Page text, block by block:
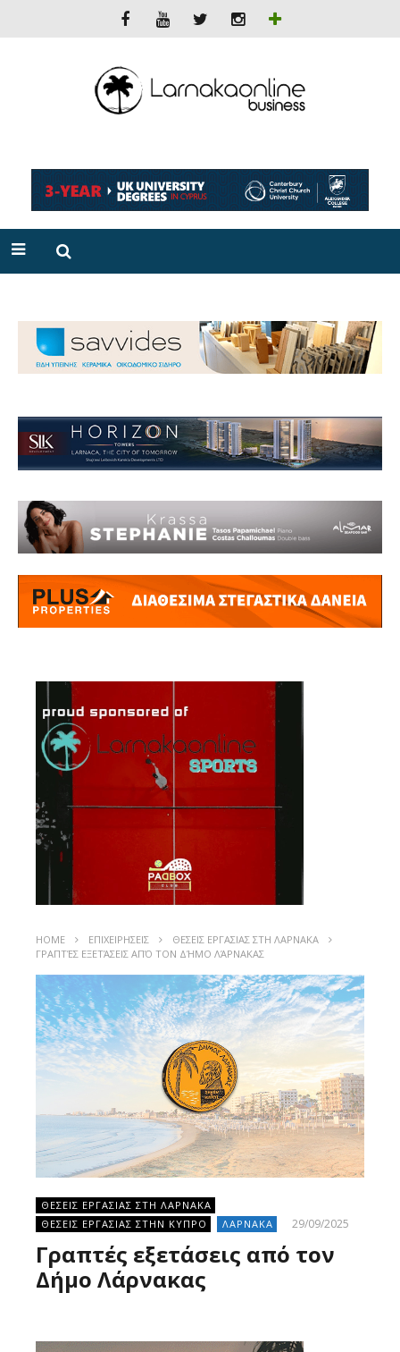
HOME ΕΠΙΧΕΙΡΗΣΕΙΣ
ΘΕΣΕΙΣ ΕΡΓΑΣΙΑΣ ΣΤΗ ΛΑΡΝΑΚΑ
ΓΡΑΠΤΈΣ ΕΞΕΤΆΣΕΙΣ ΑΠΌ ΤΟΝ ΔΉΜΟ ΛΆΡΝΑΚΑΣ
ΘΕΣΕΙΣ ΕΡΓΑΣΙΑΣ ΣΤΗ ΛΑΡΝΑΚΑ
ΘΕΣΕΙΣ ΕΡΓΑΣΙΑΣ ΣΤΗΝ ΚΥΠΡΟ
ΛΑΡΝΑΚΑ 29/09/2025
Γραπτές εξετάσεις από τον
Δήμο Λάρνακας